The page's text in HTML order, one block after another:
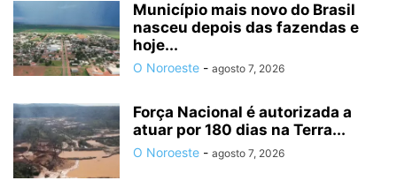
Município mais novo do Brasil
nasceu depois das fazendas e
hoje...
O Noroeste - agosto 7, 2026
Força Nacional é autorizada a
atuar por 180 dias na Terra...
O Noroeste - agosto 7, 2026